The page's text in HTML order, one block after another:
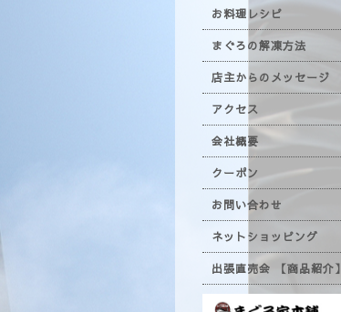
お料理レシピ
まぐろの解凍方法
店主からのメッセージ
アクセス
会社概要
クーポン
お問い合わせ
ネットショッピング
出張直売会 【商品紹介】